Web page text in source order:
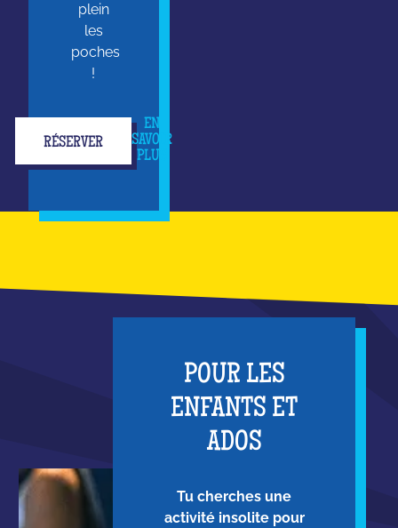
plein
les
poches
!
RÉSERVER
EN
SAVOIR
PLUS
POUR LES
ENFANTS ET
ADOS
Tu cherches une
activité insolite pour